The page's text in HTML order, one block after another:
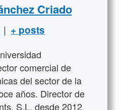
Criado
| + posts
comercial de
del sector de la
años. Director de
S.L. desde 2012